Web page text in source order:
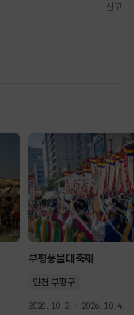
신고
부평풍물대축제
인천 부평구
2026. 10. 2. ~ 2026. 10. 4.